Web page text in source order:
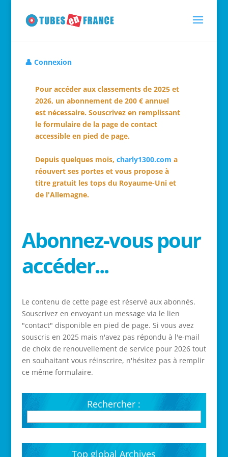
👤 Connexion
Pour accéder aux classements de 2025 et
2026, un abonnement de 200 € annuel
est nécessaire. Souscrivez en remplissant
le formulaire de la page de contact
accessible en pied de page.
Depuis quelques mois, charly1300.com a
réouvert ses portes et vous propose à
titre gratuit les tops du Royaume-Uni et
de l'Allemagne.
Abonnez-vous pour
accéder...
Le contenu de cette page est réservé aux abonnés.
Souscrivez en envoyant un message via le lien
"contact" disponible en pied de page. Si vous avez
souscris en 2025 mais n'avez pas répondu à l'e-mail
de choix de renouvellement de service pour 2026 tout
en souhaitant vous réinscrire, n'hésitez pas à remplir
ce même formulaire.
Rechercher :
Top global Archives